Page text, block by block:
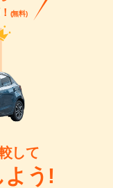
(無料)
して
よう!